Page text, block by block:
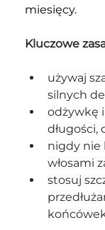
miesięcy.
Kluczowe
używaj
silnych
odżywkę i
długości,
nigdy nie
włosami
stosuj